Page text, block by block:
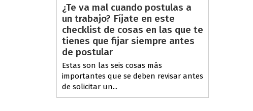
¿Te va mal cuando postulas a
un trabajo? Fíjate en este
checklist de cosas en las que te
tienes que fijar siempre antes
de postular
Estas son las seis cosas más
importantes que se deben revisar antes
de solicitar un...